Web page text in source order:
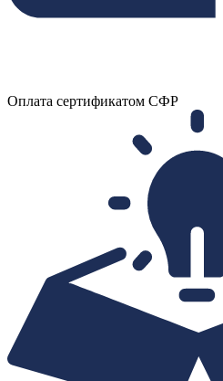
Оплата сертификатом СФР